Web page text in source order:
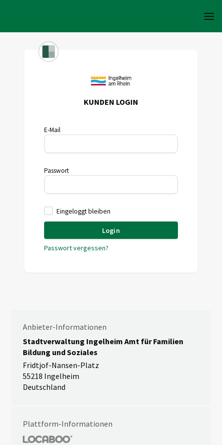
KUNDEN LOGIN
E-Mail
Passwort
Eingeloggt bleiben
Login
Passwort vergessen?
Anbieter-Informationen
Stadtverwaltung Ingelheim Amt für Familien
Bildung und Soziales
Fridtjof-Nansen-Platz
55218 Ingelheim
Deutschland
Plattform-Informationen